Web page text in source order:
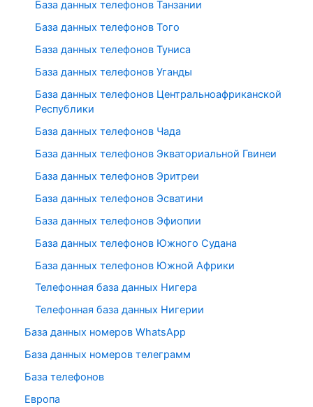
База данных телефонов Танзании
База данных телефонов Того
База данных телефонов Туниса
База данных телефонов Уганды
База данных телефонов Центральноафриканской
Республики
База данных телефонов Чада
База данных телефонов Экваториальной Гвинеи
База данных телефонов Эритреи
База данных телефонов Эсватини
База данных телефонов Эфиопии
База данных телефонов Южного Судана
База данных телефонов Южной Африки
Телефонная база данных Нигера
Телефонная база данных Нигерии
База данных номеров WhatsApp
База данных номеров телеграмм
База телефонов
Европа